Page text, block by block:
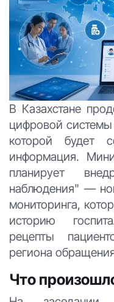
В Казахстане
цифровой
которой будет
информация.
планирует
наблюдения" —
мониторинга,
историю
рецепты
региона
Что